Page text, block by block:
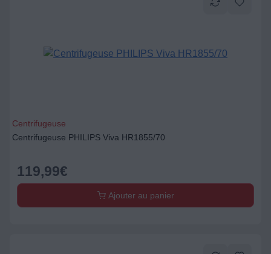
Centrifugeuse
Centrifugeuse PHILIPS Viva HR1855/70
119,99€
Ajouter au panier